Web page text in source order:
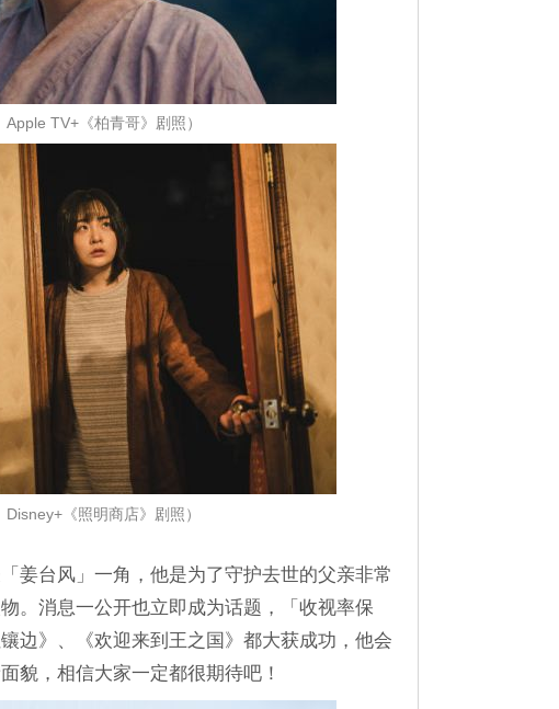
Apple TV+《柏青哥》剧照）
Disney+《照明商店》剧照）
姜台风」一角，他是为了守护去世的父亲非常
。消息一公开也立即成为话题，「收视率保
边》、《欢迎来到王之国》都大获成功，他会
貌，相信大家一定都很期待吧！